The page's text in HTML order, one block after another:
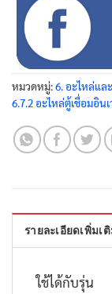
หมวดหมู่:6. อะไหล่แล
6.7.2 อะไหล่ตู้เชื่อมอิน
รายละเอียดเพิ่มเ
ใช้ได้กับรุ่น